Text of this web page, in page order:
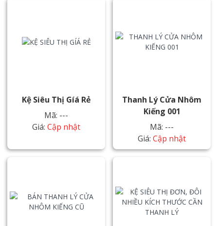
Kệ Siêu Thị Gíá Rẻ
Mã: ---
Giá: Cập nhật
Thanh Lý Cửa Nhôm
Kiếng 001
Mã: ---
Giá: Cập nhật